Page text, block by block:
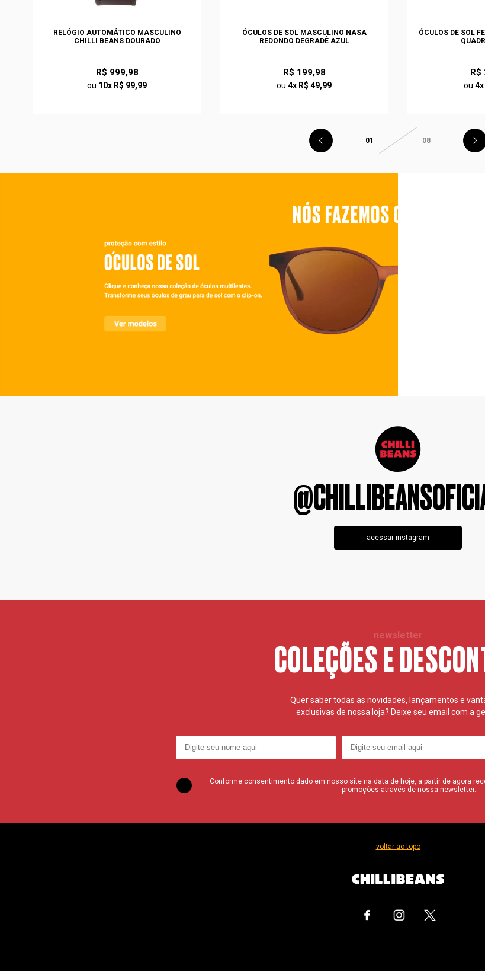
RELÓGIO AUTOMÁTICO MASCULINO
CHILLI BEANS DOURADO
R$ 999,98
ou 10x R$ 99,99
ÓCULOS DE SOL MASCULINO NASA
REDONDO DEGRADÊ AZUL
R$ 199,98
ou4x R$ 49,99
ÓCULOS DE SOL
R$
ou
01 08
acessar instagram
newsletter
COLEÇÕES E
Quer saber todas as novidades, lançamentos e
exclusivas de nossa loja? Deixe seu email com a
Conforme consentimento dado em nosso site na data de hoje, a partir de agora
promoções através de nossa newsletter.
voltar ao topo